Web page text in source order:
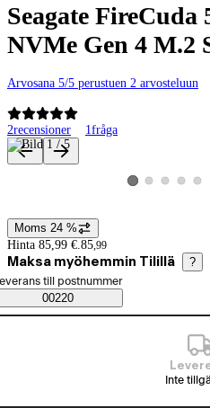
Seagate FireCuda
NVMe Gen 4 M.2
Arvosana 5/5 perustuen 2 arvosteluun
2recensioner 1fråga
Produktbilder och videor
Visa produktbild 1
Visa produktbild 2
Visa produktbild
Visa Visa
Prisinformation
Moms 24 %
Hinta 85,99 €. 85,99
Maksa myöhemmin Tilillä ?
Saatavuustiedot
beställningssätt
till postnummer
00220
Inte